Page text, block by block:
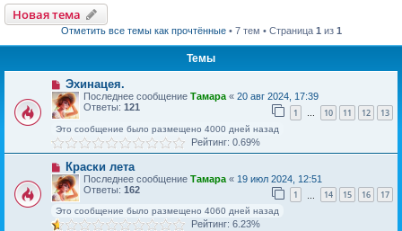
Новая тема
Отметить все темы как прочтённые• 7 тем • Страница 1 из 1
Темы
Эхинацея.
Последнее сообщение Тамара « 20 авг 2024, 17:39
Ответы: 121 1 … 10 11 12 13
Это сообщение было размещено 4000 дней назад
Рейтинг: 0.69%
Краски лета
Последнее сообщение Тамара « 19 июл 2024, 12:51
Ответы: 162 1 14 15 16 17
Это сообщение было размещено 4060 дней назад
Рейтинг: 6.23%